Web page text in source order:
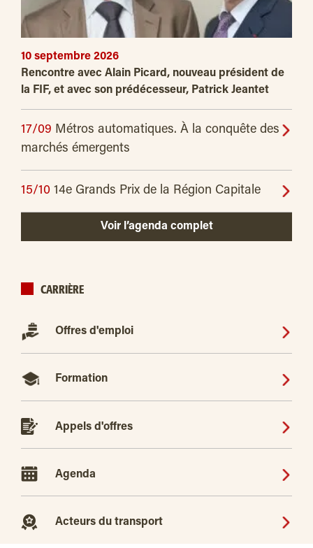
10 septembre 2026
Rencontre avec Alain Picard, nouveau président de
la FIF, et avec son prédécesseur, Patrick Jeantet
17/09 Métros automatiques. À la conquête des
marchés émergents
15/10 14e Grands Prix de la Région Capitale
Voir l’agenda complet
CARRIÈRE
Offres d'emploi
Formation
Appels d'offres
Agenda
Acteurs du transport